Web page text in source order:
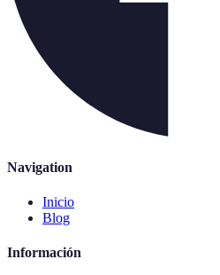
Navigation
Inicio
Blog
Información